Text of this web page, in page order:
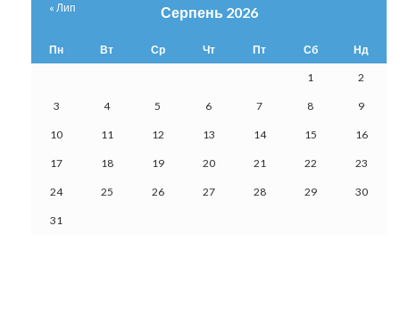
Серпень 2026
Пн Вт Ср Чт Пт Сб Нд
1 2
3 4 5 6 7 8 9
10 11 12 13 14 15 16
17 18 19 20 21 22 23
24 25 26 27 28 29 30
31
« Лип